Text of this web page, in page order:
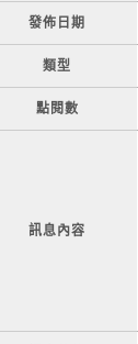
發佈日期
類型
點閱數
訊息內容